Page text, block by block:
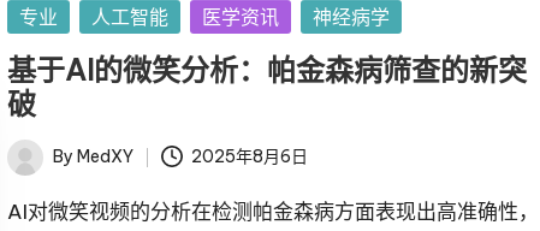
Posted
in
专业 人工智能 医学资讯 神经病学
基于AI的微笑分析：帕金森病筛查的新突
破
Posted
by
By MedXY 2025年8月6日
AI对微笑视频的分析在检测帕金森病方面表现出高准确性，